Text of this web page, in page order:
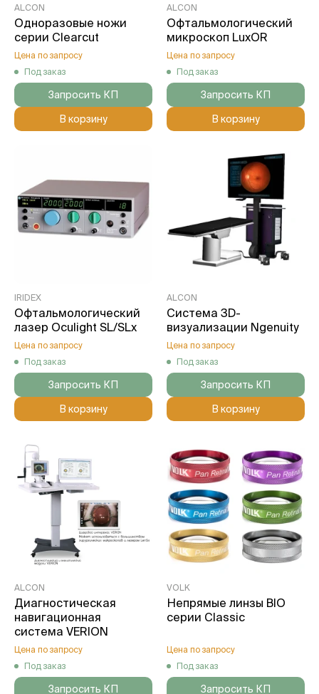
ALCON
Одноразовые ножи
серии Clearcut
Цена по запросу
Под заказ
Запросить КП
В корзину
ALCON
Офтальмологический
микроскоп LuxOR
Цена по запросу
Под заказ
Запросить КП
В корзину
IRIDEX
Офтальмологический
лазер Oculight SL/SLx
Цена по запросу
Под заказ
Запросить КП
В корзину
ALCON
Система 3D-
визуализации Ngenuity
Цена по запросу
Под заказ
Запросить КП
В корзину
ALCON
Диагностическая
навигационная
система VERION
Цена по запросу
Под заказ
Запросить КП
VOLK
Непрямые линзы BIO
серии Classic
Цена по запросу
Под заказ
Запросить КП